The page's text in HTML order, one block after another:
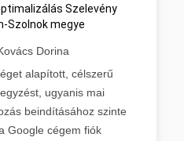
Szelevény
Szolnok megye
Dorina
alapított, célszerű
ugyanis mai
beindításához szinte
Google cégem fiók